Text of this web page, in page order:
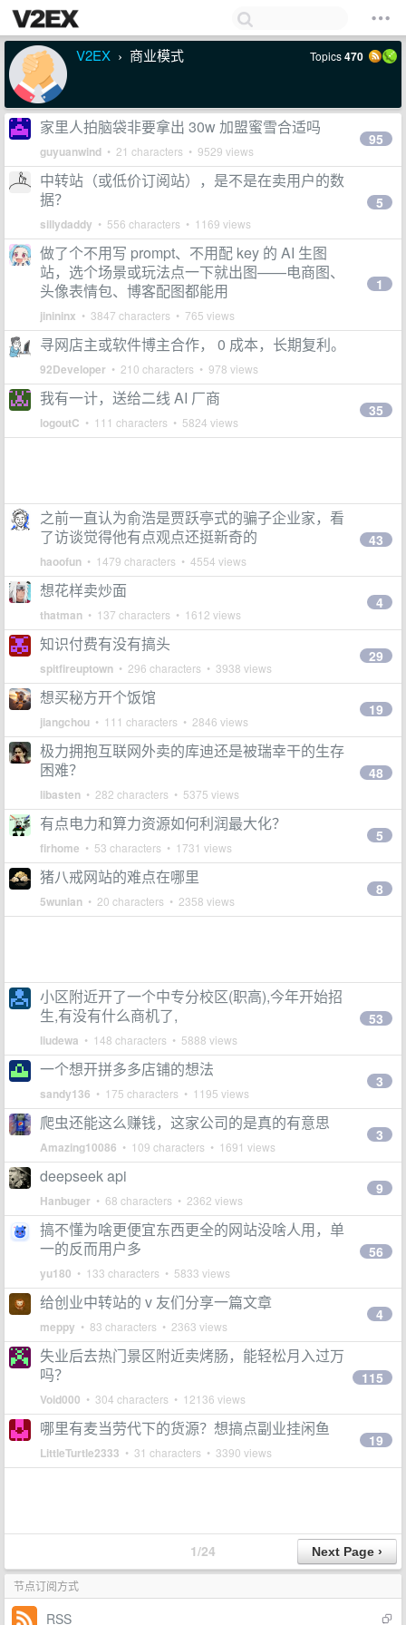
V2EX › 商业模式 Topics470
家里人拍脑袋非要拿出 30w 加盟蜜雪合适吗
guyuanwind • 21 characters • 9529 views
95
中转站（或低价订阅站），是不是在卖用户的数
据？
sillydaddy • 556 characters • 1169 views
5
做了个不用写 prompt、不用配 key 的 AI 生图
站，选个场景或玩法点一下就出图——电商图、
头像表情包、博客配图都能用
jinininx • 3847 characters • 765 views
1
寻网店主或软件博主合作， 0 成本，长期复利。
92Developer • 210 characters • 978 views
我有一计，送给二线 AI 厂商
logoutC • 111 characters • 5824 views
35
之前一直认为俞浩是贾跃亭式的骗子企业家，看
了访谈觉得他有点观点还挺新奇的
haoofun • 1479 characters • 4554 views
43
想花样卖炒面
thatman • 137 characters • 1612 views
4
知识付费有没有搞头
spitfireuptown • 296 characters • 3938 views
29
想买秘方开个饭馆
jiangchou • 111 characters • 2846 views
19
极力拥抱互联网外卖的库迪还是被瑞幸干的生存
困难？
libasten • 282 characters • 5375 views
48
有点电力和算力资源如何利润最大化？
firhome • 53 characters • 1731 views
5
猪八戒网站的难点在哪里
5wunian • 20 characters • 2358 views
8
小区附近开了一个中专分校区(职高),今年开始招
生,有没有什么商机了,
liudewa • 148 characters • 5888 views
53
一个想开拼多多店铺的想法
sandy136 • 175 characters • 1195 views
3
爬虫还能这么赚钱，这家公司的是真的有意思
Amazing10086 • 109 characters • 1691 views
3
deepseek api
Hanbuger • 68 characters • 2362 views
9
搞不懂为啥更便宜东西更全的网站没啥人用，单
一的反而用户多
yu180 • 133 characters • 5833 views
56
给创业中转站的 v 友们分享一篇文章
meppy • 83 characters • 2363 views
4
失业后去热门景区附近卖烤肠，能轻松月入过万
吗？
Void000 • 304 characters • 12136 views
115
哪里有麦当劳代下的货源？想搞点副业挂闲鱼
LittleTurtle2333 • 31 characters • 3390 views
19
1/24
节点订阅方式
RSS